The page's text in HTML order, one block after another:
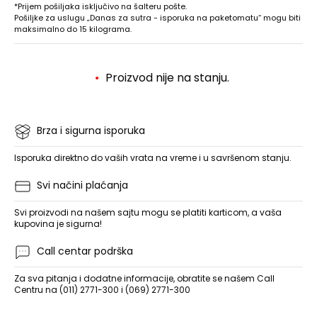
*Prijem pošiljaka isključivo na šalteru pošte.
Pošiljke za uslugu „Danas za sutra - isporuka na paketomatu“ mogu biti
maksimalno do 15 kilograma.
Proizvod nije na stanju.
Brza i sigurna isporuka
Isporuka direktno do vaših vrata na vreme i u savršenom stanju.
Svi načini plaćanja
Svi proizvodi na našem sajtu mogu se platiti karticom, a vaša
kupovina je sigurna!
Call centar podrška
Za sva pitanja i dodatne informacije, obratite se našem Call
Centru na (011) 2771-300 i (069) 2771-300